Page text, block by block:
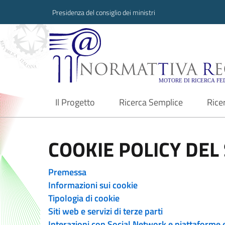
Presidenza del consiglio dei ministri
Normattiva
Il Progetto
current Ricerca Semplice
COOKIE POLICY
Premessa
Informazioni sui cookie
Tipologia di cookie
Siti web e servizi di terze parti